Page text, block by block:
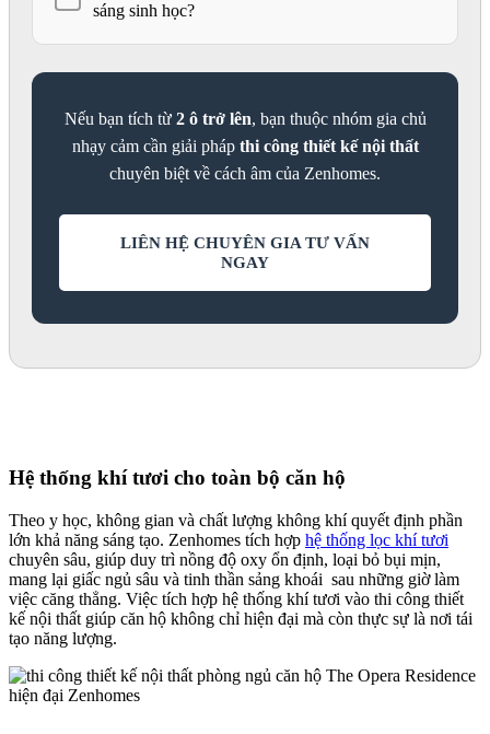
sáng sinh học?
Nếu bạn tích từ 2 ô trở lên, bạn thuộc nhóm gia chủ
nhạy cảm cần giải pháp thi công thiết kế nội thất
chuyên biệt về cách âm của Zenhomes.
LIÊN HỆ CHUYÊN GIA TƯ VẤN
NGAY
Hệ thống khí tươi cho toàn bộ căn hộ
Theo y học, không gian và chất lượng không khí quyết định phần
lớn khả năng sáng tạo. Zenhomes tích hợp hệ thống lọc khí tươi
chuyên sâu, giúp duy trì nồng độ oxy ổn định, loại bỏ bụi mịn,
mang lại giấc ngủ sâu và tinh thần sảng khoái sau những giờ làm
việc căng thẳng. Việc tích hợp hệ thống khí tươi vào thi công thiết
kế nội thất giúp căn hộ không chỉ hiện đại mà còn thực sự là nơi tái
tạo năng lượng.